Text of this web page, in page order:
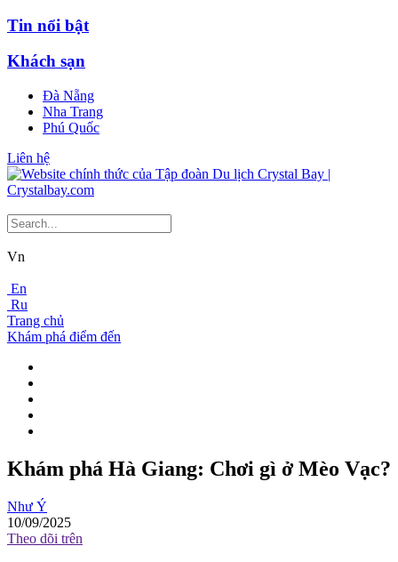
Tin nổi bật
Khách sạn
Đà Nẵng
Nha Trang
Phú Quốc
Liên hệ
Vn
En
Ru
Trang chủ
Khám phá điểm đến
Khám phá Hà Giang: Chơi gì ở Mèo Vạc?
Như Ý
10/09/2025
Theo dõi trên